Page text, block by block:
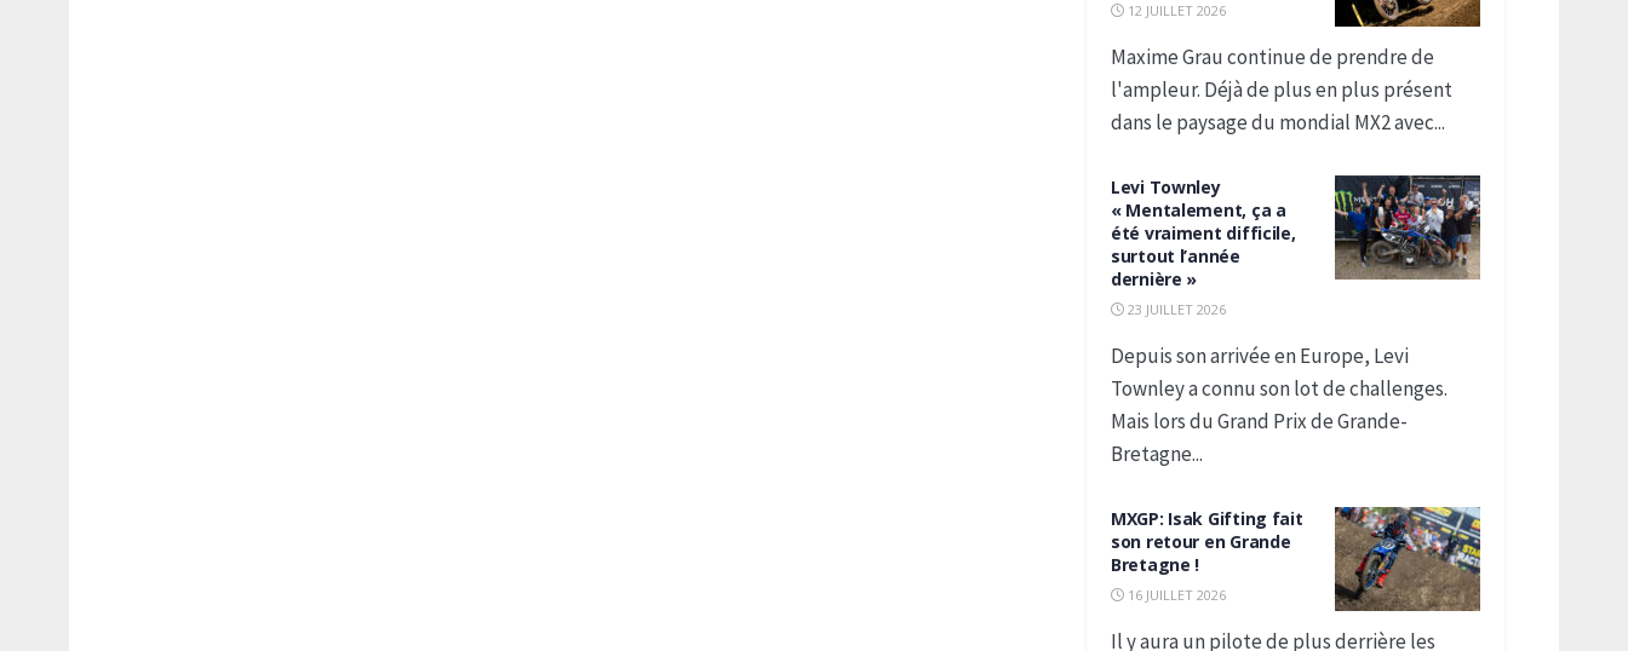
12 JUILLET 2026
Maxime Grau continue de prendre de
l'ampleur. Déjà de plus en plus présent
dans le paysage du mondial MX2 avec...
Levi Townley
« Mentalement, ça a
été vraiment difficile,
surtout l’année
dernière »
23 JUILLET 2026
Depuis son arrivée en Europe, Levi
Townley a connu son lot de challenges.
Mais lors du Grand Prix de Grande-
Bretagne...
MXGP: Isak Gifting fait
son retour en Grande
Bretagne !
16 JUILLET 2026
Il y aura un pilote de plus derrière les